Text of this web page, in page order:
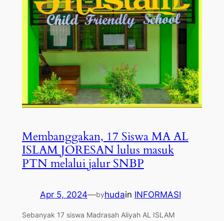
Membanggakan, 17 Siswa MA AL
ISLAM JORESAN lulus masuk
PTN melalui jalur SNBP
Apr 5, 2024—byhudain INFORMASI
Sebanyak 17 siswa Madrasah Aliyah AL ISLAM